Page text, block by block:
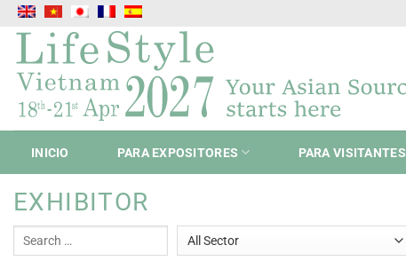
Saltar
contenido
INICIO PARA EXPOSITORES PARA VISITANTES
EXHIBITOR